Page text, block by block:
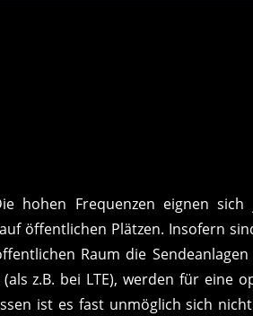
hohen Frequenzen eignen sich
öffentlichen Plätzen. Insofern
Raum die
z.B. bei LTE), werden für eine
ist es fast unmöglich sich